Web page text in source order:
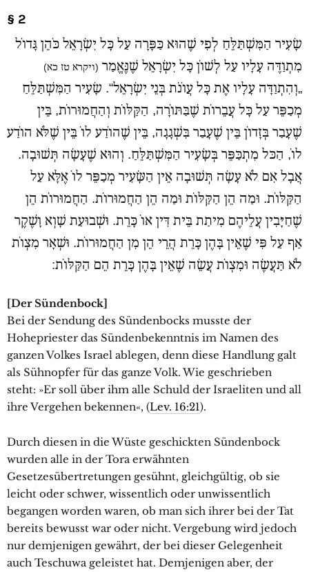
§ 2
שָׂעִיר הַמִּשְׁתַּלֵּחַ לְפִי שֶׁהוּא כַּפָּרָה עַל כָּל יִשְׂרָאֵל כֹּהֵן גָּדוֹל
מִתְוַדֶּה עָלָיו עַל לְשׁוֹן כָּל יִשְׂרָאֵל שֶׁנֶּאֱמַר (ויקרא טז כא)
„וְהִתְוַדָּה עָלָיו אֶת כָּל עֲוֹנֹת בְּנֵי יִשְׂרָאֵל“. שָׂעִיר הַמִּשְׁתַּלֵּחַ
מְכַפֵּר עַל כָּל עֲבֵרוֹת שֶׁבַּתּוֹרָה, הַקַּלּוֹת וְהַחֲמוּרוֹת, בֵּין
שֶׁעָבַר בְּזָדוֹן בֵּין שֶׁעָבַר בִּשְׁגָגָה, בֵּין שֶׁהוֹדַע לוֹ בֵּין שֶׁלֹּא הוֹדַע
לוֹ, הַכּל מִתְכַּפֵּר בְּשָׂעִיר הַמִּשְׁתַּלֵּחַ. וְהוּא שֶׁעָשָׂה תְּשׁוּבָה.
אֲבָל אִם לֹא עָשָׂה תְּשׁוּבָה אֵין הַשָּׂעִיר מְכַפֵּר לוֹ אֶלָּא עַל
הַקַּלּוֹת. וּמַה הֵן הַקַּלּוֹת וּמַה הֵן הַחֲמוּרוֹת. הַחֲמוּרוֹת הֵן
שֶׁחַיָּבִין עֲלֵיהֶם מִיתַת בֵּית דִּין אוֹ כָּרֵת. וּשְׁבוּעַת שָׁוְא וָשֶׁקֶר
אַף עַל פִּי שֶׁאֵין בָּהֶן כָּרֵת הֲרֵי הֵן מִן הַחֲמוּרוֹת. וּשְׁאָר מִצְוֹת
לֹא תַּעֲשֶׂה וּמִצְוֹת עֲשֵׂה שֶׁאֵין בָּהֶן כָּרֵת הֵם הַקַּלּוֹת:
[Der Sündenbock]
Bei der Sendung des Sündenbocks musste der
Hohepriester das Sündenbekenntnis im Namen des
ganzen Volkes Israel ablegen, denn diese Handlung galt
als Sühnopfer für das ganze Volk. Wie geschrieben
steht: »Er soll über ihm alle Schuld der Israeliten und all
ihre Vergehen bekennen«, (Lev. 16:21).
Durch diesen in die Wüste geschickten Sündenbock
wurden alle in der Tora erwähnten
Gesetzesübertretungen gesühnt, gleichgültig, ob sie
leicht oder schwer, wissentlich oder unwissentlich
begangen worden waren, ob man sich ihrer bei der Tat
bereits bewusst war oder nicht. Vergebung wird jedoch
nur demjenigen gewährt, der bei dieser Gelegenheit
auch Teschuwa geleistet hat. Demjenigen aber, der